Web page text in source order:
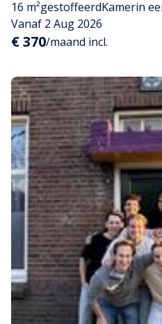
16 m²gestoffeerdKamerin
Vanaf 2 Aug 2026
€ 370/maand incl.